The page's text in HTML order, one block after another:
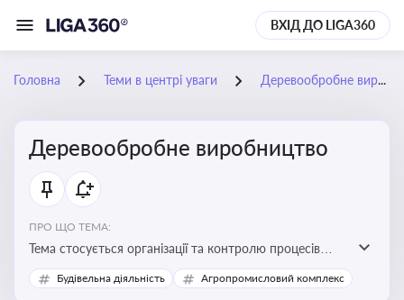
ВХІД ДО LIGA360
Головна Теми в центрі уваги Деревообробне виробництво
Деревообробне виробництво
ПРО ЩО ТЕМА:
Тема стосується організації та контролю процесів
переробки деревини, дотримання технічних
стандартів, екологічних вимог і безпеки праці на
Будівельна діяльність Агропромисловий комплекс